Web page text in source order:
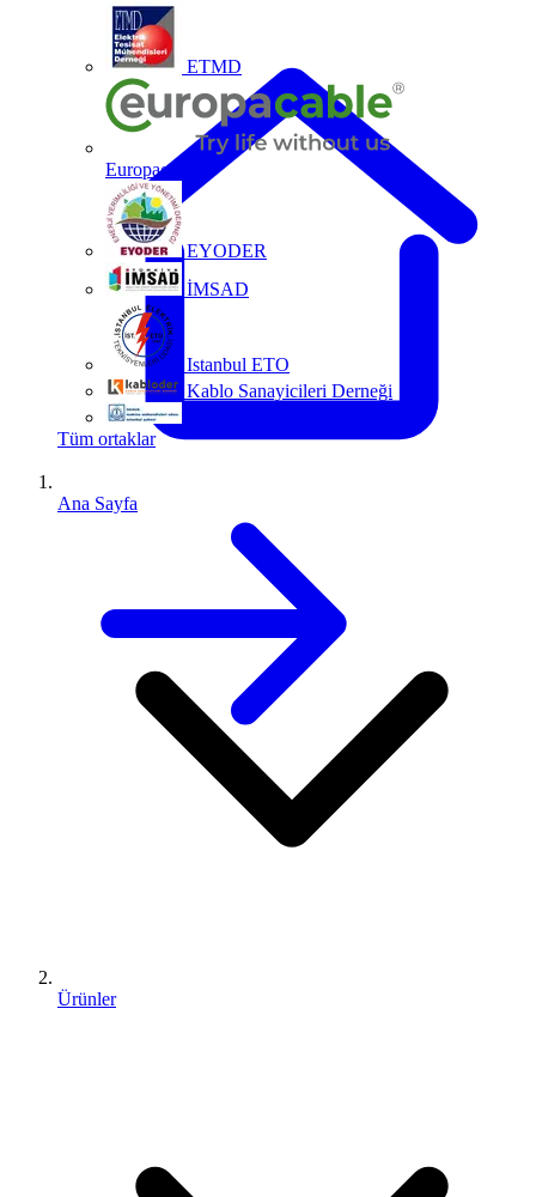
ETMD
Europacable
EYODER
İMSAD
Istanbul ETO
Kablo Sanayicileri Derneği
Tüm ortaklar
Ana Sayfa
Ürünler